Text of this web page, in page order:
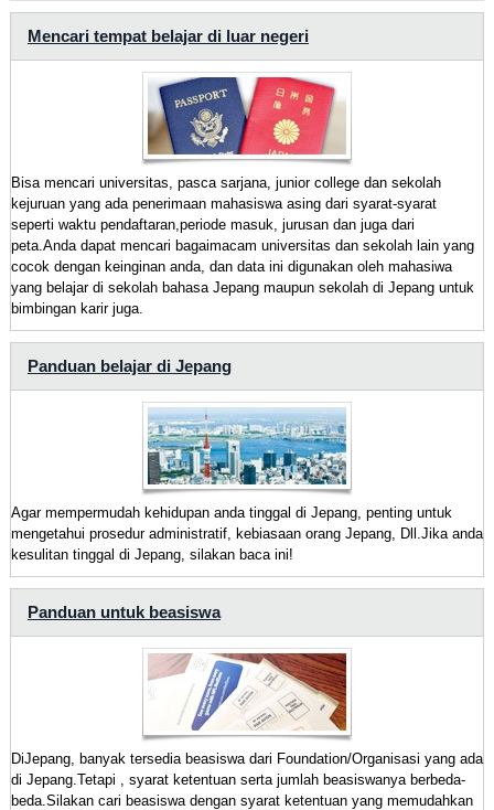
Mencari tempat belajar di luar negeri
Bisa mencari universitas, pasca sarjana, junior college dan sekolah
kejuruan yang ada penerimaan mahasiswa asing dari syarat-syarat
seperti waktu pendaftaran,periode masuk, jurusan dan juga dari
peta.Anda dapat mencari bagaimacam universitas dan sekolah lain yang
cocok dengan keinginan anda, dan data ini digunakan oleh mahasiwa
yang belajar di sekolah bahasa Jepang maupun sekolah di Jepang untuk
bimbingan karir juga.
Panduan belajar di Jepang
Agar mempermudah kehidupan anda tinggal di Jepang, penting untuk
mengetahui prosedur administratif, kebiasaan orang Jepang, Dll.Jika anda
kesulitan tinggal di Jepang, silakan baca ini!
Panduan untuk beasiswa
DiJepang, banyak tersedia beasiswa dari Foundation/Organisasi yang ada
di Jepang.Tetapi , syarat ketentuan serta jumlah beasiswanya berbeda-
beda.Silakan cari beasiswa dengan syarat ketentuan yang memudahkan